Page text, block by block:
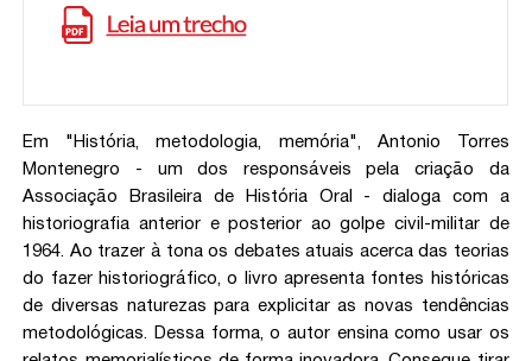
Em "História, metodologia, memória", Antonio Torres
Montenegro - um dos responsáveis pela criação da
Associação Brasileira de História Oral - dialoga com a
historiografia anterior e posterior ao golpe civil-militar de
1964. Ao trazer à tona os debates atuais acerca das teorias
do fazer historiográfico, o livro apresenta fontes históricas
de diversas naturezas para explicitar as novas tendências
metodológicas. Dessa forma, o autor ensina como usar os